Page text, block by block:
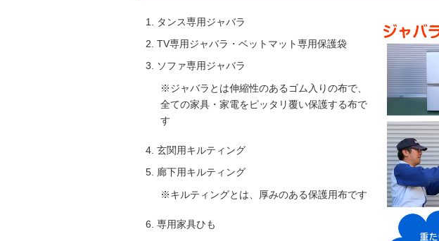
タンス専用ジャバラ
TV専用ジャバラ・ベットマット専用保護袋
ソファ専用ジャバラ
※ジャバラとは伸縮性のあるゴム入りの布で、
全ての家具・家電をピッタリ覆い保護する布で
す
玄関用キルティング
廊下用キルティング
※キルティングとは、厚みのある保護用布です
専用家具ひも